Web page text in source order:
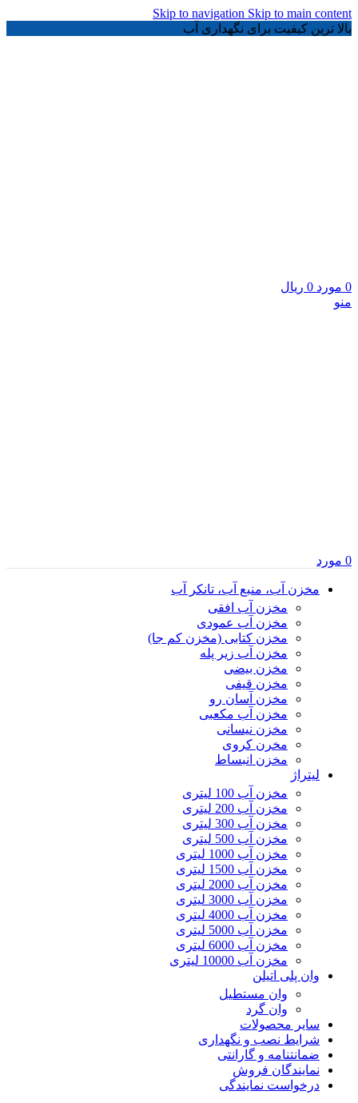
Skip to navigation Skip to main content
بالا ترین کیفیت برای نگهداری آب
0 مورد 0 ریال
منو
0 مورد
مخزن آب، منبع آب، تانکر آب
مخزن آب افقی
مخزن آب عمودی
مخزن کتابی (مخزن کم جا)
مخزن آب زیر پله
مخزن بیضی
مخزن قیفی
مخزن آسان رو
مخزن آب مکعبی
مخزن نیسانی
مخرن کروی
مخزن انبساط
لیتراژ
مخزن آب 100 لیتری
مخزن آب 200 لیتری
مخزن آب 300 لیتری
مخزن آب 500 لیتری
مخزن آب 1000 لیتری
مخزن آب 1500 لیتری
مخزن آب 2000 لیتری
مخزن آب 3000 لیتری
مخزن آب 4000 لیتری
مخزن آب 5000 لیتری
مخزن آب 6000 لیتری
مخزن آب 10000 لیتری
وان پلی اتیلن
وان مستطیل
وان گرد
سایر محصولات
شرایط نصب و نگهداری
ضمانتنامه و گارانتی
نمایندگان فروش
درخواست نمایندگی